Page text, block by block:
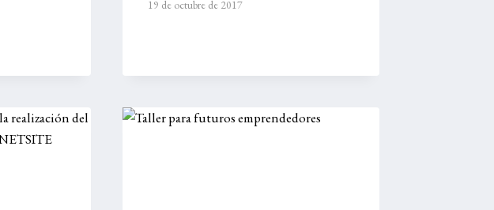
19 de octubre de 2017